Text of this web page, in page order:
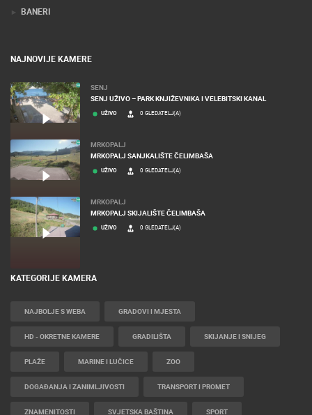
BANERI
NAJNOVIJE KAMERE
SENJ
SENJ UŽIVO – PARK KNJIŽEVNIKA I VELEBITSKI KANAL
UŽIVO 0 GLEDATELJ(A)
MRKOPALJ
MRKOPALJ SANJKALIŠTE ČELIMBAŠA
UŽIVO 0 GLEDATELJ(A)
MRKOPALJ
MRKOPALJ SKIJALIŠTE ČELIMBAŠA
UŽIVO 0 GLEDATELJ(A)
KATEGORIJE KAMERA
NAJBOLJE S WEBA GRADOVI I MJESTA
HD - OKRETNE KAMERE GRADILIŠTA SKIJANJE I SNIJEG
PLAŽE MARINE I LUČICE ZOO
DOGAĐANJA I ZANIMLJIVOSTI TRANSPORT I PROMET
ZNAMENITOSTI SVJETSKA BAŠTINA SPORT